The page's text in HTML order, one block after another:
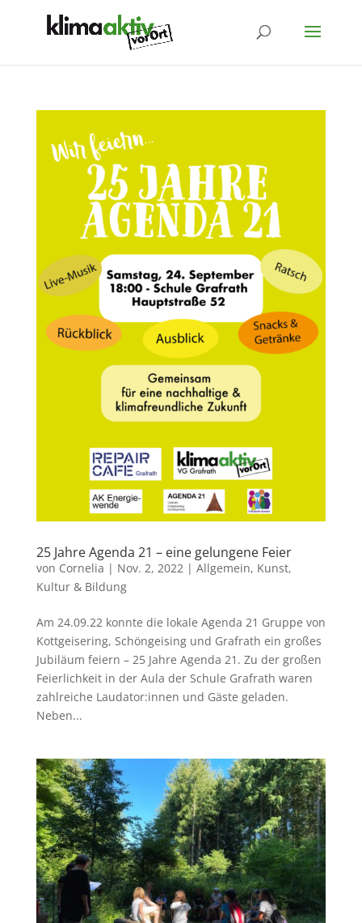
25 Jahre Agenda 21 – eine gelungene Feier
von Cornelia | Nov. 2, 2022 | Allgemein, Kunst,
Kultur & Bildung
Am 24.09.22 konnte die lokale Agenda 21 Gruppe von
Kottgeisering, Schöngeising und Grafrath ein großes
Jubiläum feiern – 25 Jahre Agenda 21. Zu der großen
Feierlichkeit in der Aula der Schule Grafrath waren
zahlreiche Laudator:innen und Gäste geladen.
Neben...